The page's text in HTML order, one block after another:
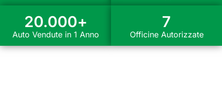
Auto Vendute in 1 Anno
20.000+
Officine Autorizzate
7